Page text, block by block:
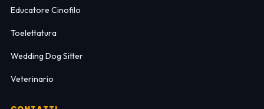
Educatore Cinofilo
Toelettatura
Wedding Dog Sitter
Veterinario